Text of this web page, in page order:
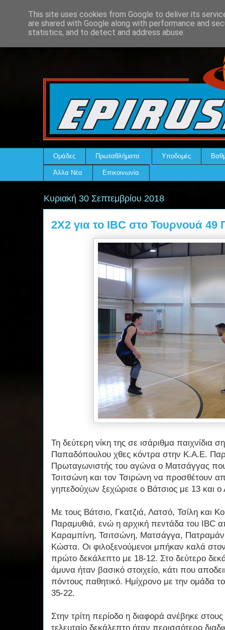
Ομάδες Πρωταθλήματα Υποδομές
Άλλα Νέα Επικοινωνία
Κυριακή 30 Σεπτεμβρίου 2018
2Χ2 για το IBC στο Τουρνουά 49
Τη δεύτερη νίκη της σε ισάριθμα παιχνίδια
Παπαδόπουλου χθες κόντρα στην Κ.Α.Ε.
Πρωταγωνιστής του αγώνα ο Ματσάγγας
Τσιτσώνη και τον Τσιρώνη να προσθέτουν
γηπεδούχων ξεχώρισε ο Βάτσιος με 13 και ο
Με τους Βάτσιο, Γκατζιά, Λατσό, Τσίλη και
Παραμυθιά, ενώ η αρχική πεντάδα του IBC
Καραμπίνη, Τσιτσώνη, Ματσάγγα,
Κώστα. Οι φιλοξενούμενοι μπήκαν καλά
πρώτο δεκάλεπτο με 18-12. Στο δεύτερο
άμυνα ήταν βασικό στοιχείο, κάτι που
πόντους παθητικό. Ημίχρονο με την ομάδα
35-22.
Στην τρίτη περίοδο η διαφορά ανέβηκε
τελευταίο δεκάλεπτο ήταν περισσότερο
This site uses cookies from Google to deliver its
are shared with Google along with performance and
statistics, and to detect and address abuse.